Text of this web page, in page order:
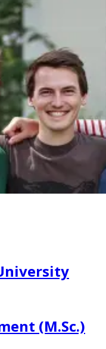
(M.Sc.)